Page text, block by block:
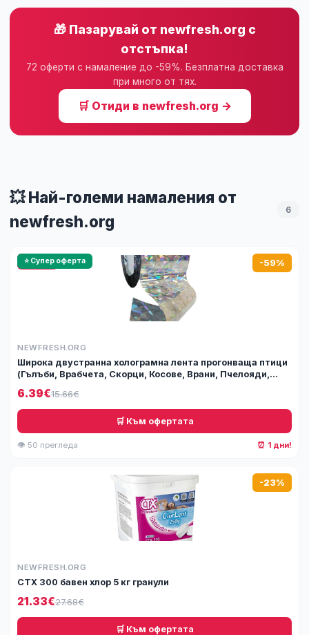
🎁 Пазарувай от newfresh.org с
отстъпка!
72 оферти с намаление до -59%. Безплатна доставка
при много от тях.
🛒 Отиди в newfresh.org →
💥 Най-големи намаления от
newfresh.org
6
🔥 HOT
⭐ Супер оферта -59%
NEWFRESH.ORG
Широка двустранна холограмна лента прогонваща птици
(Гълъби, Врабчета, Скорци, Косове, Врани, Пчелояди,
6.39€15.66€
🛒 Към офертата
👁 50 прегледа ⏰ 1 дни!
-23%
NEWFRESH.ORG
СТХ 300 бавен хлор 5 кг гранули
21.33€27.68€
🛒 Към офертата